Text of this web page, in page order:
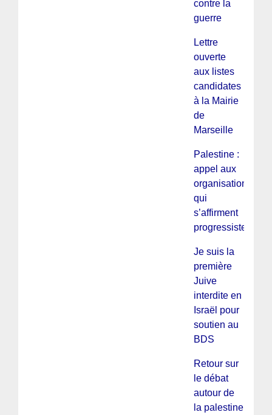
contre la
guerre
Lettre
ouverte
aux listes
candidates
à la Mairie
de
Marseille
Palestine :
appel aux
organisations
qui
s’affirment
progressistes
Je suis la
première
Juive
interdite en
Israël pour
soutien au
BDS
Retour sur
le débat
autour de
la palestine